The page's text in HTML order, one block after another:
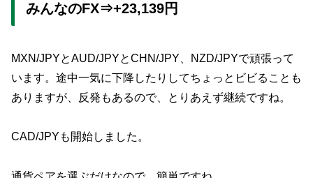
みんなのFX⇒+23,139円
MXN/JPYとAUD/JPYとCHN/JPY、NZD/JPYで頑張って
います。途中一気に下降したりしてちょっとビビることも
ありますが、反発もあるので、とりあえず継続ですね。
CAD/JPYも開始しました。